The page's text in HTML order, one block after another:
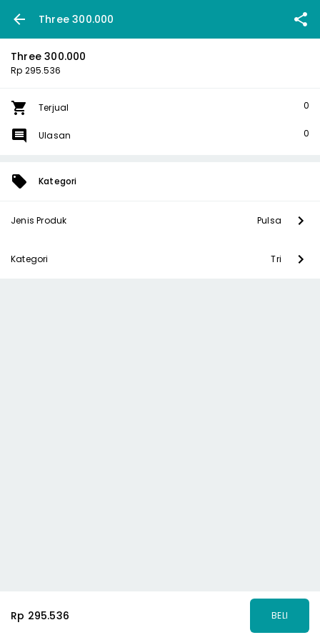
Three 300.000
Three 300.000
Rp 295.536
Terjual 0
Ulasan 0
Kategori
Jenis Produk Pulsa
Kategori Tri
Rp 295.536 BELI